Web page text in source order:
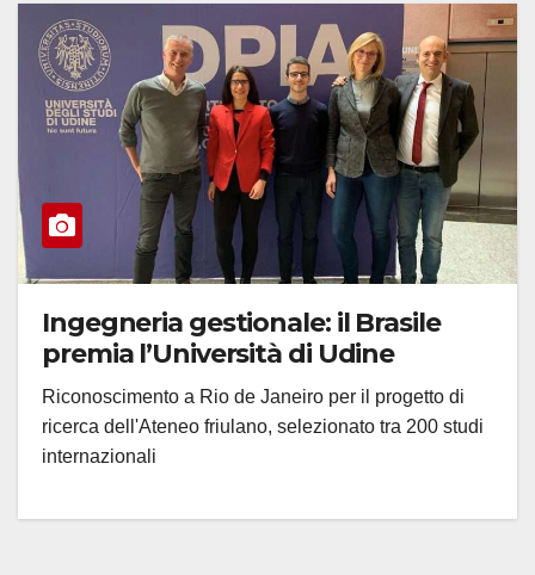
Ingegneria gestionale: il Brasile
premia l’Università di Udine
Riconoscimento a Rio de Janeiro per il progetto di
ricerca dell'Ateneo friulano, selezionato tra 200 studi
internazionali